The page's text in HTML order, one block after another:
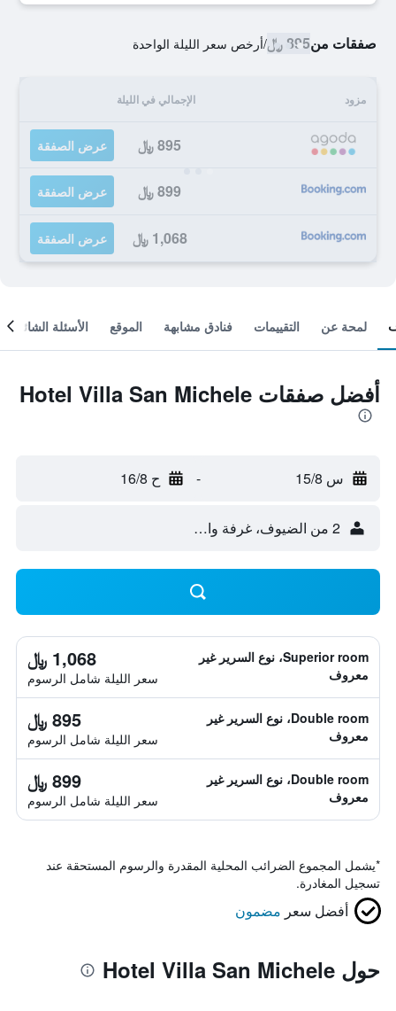
صفقات من895 ﷼ /أرخص سعر الليلة الواحدة
مزود الإجمالي في الليلة
895 ﷼ عرض الصفقة
899 ﷼ عرض الصفقة
1,068 ﷼ عرض الصفقة
لمحة عن التقييمات فنادق مشابهة الموقع الأسئلة الشائعة
أفضل صفقات Hotel Villa San Michele
س 15/8 - ح 16/8
2 من الضيوف، غرفة واحدة
Superior room، نوع السرير غير
معروف
1,068 ﷼
سعر الليلة شامل الرسوم
Double room، نوع السرير غير
معروف
895 ﷼
سعر الليلة شامل الرسوم
Double room، نوع السرير غير
معروف
899 ﷼
سعر الليلة شامل الرسوم
*يشمل المجموع الضرائب المحلية المقدرة والرسوم المستحقة عند
تسجيل المغادرة.
أفضل سعر مضمون
حول Hotel Villa San Michele